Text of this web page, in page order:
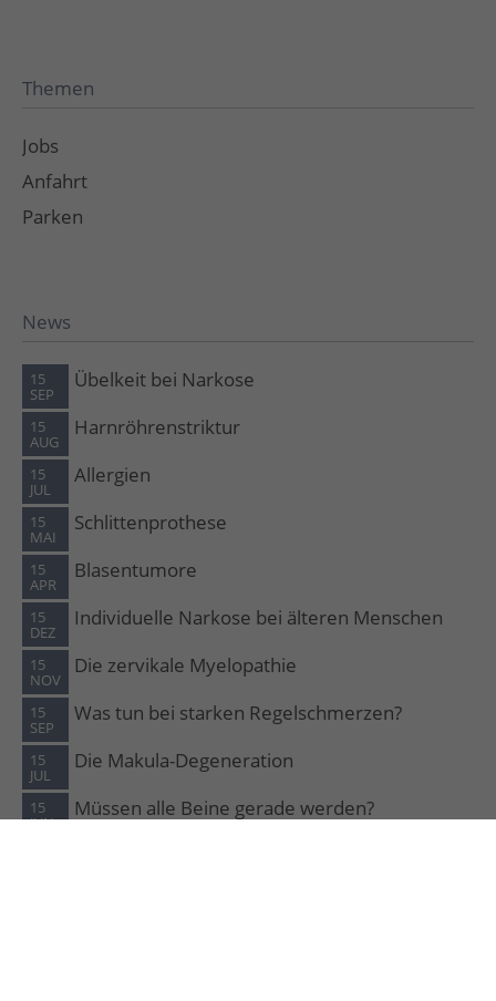
Themen
Jobs
Anfahrt
Parken
News
15
SEP
Übelkeit bei Narkose
15
AUG
Harnröhrenstriktur
15
JUL
Allergien
15
MAI
Schlittenprothese
15
APR
Blasentumore
15
DEZ
Individuelle Narkose bei älteren Menschen
15
NOV
Die zervikale Myelopathie
15
SEP
Was tun bei starken Regelschmerzen?
15
JUL
Die Makula-Degeneration
15
JUN
Müssen alle Beine gerade werden?